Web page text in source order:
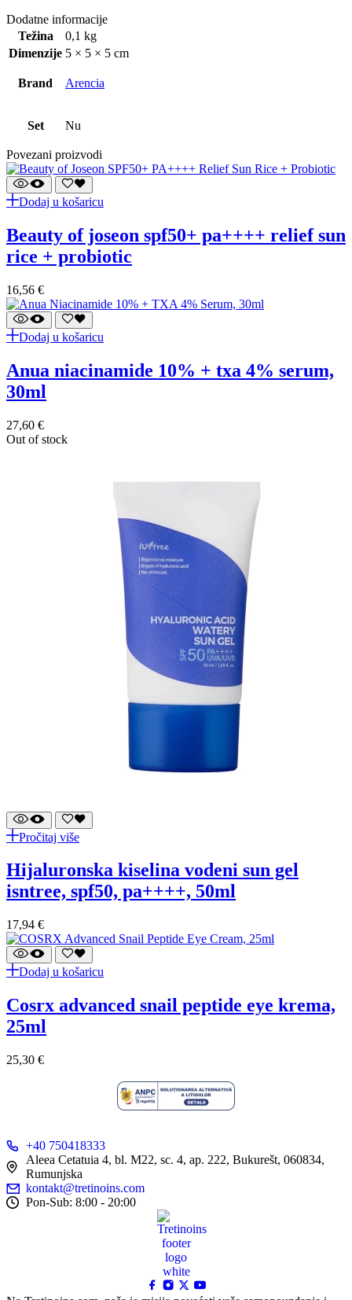
Dodatne informacije
Težina
0,1 kg
Dimenzije 5 × 5 × 5 cm
Brand Arencia
Set Nu
Povezani proizvodi
Dodaj u košaricu
beauty of joseon spf50+ pa++++ relief sun
rice + probiotic
16,56 €
Dodaj u košaricu
anua niacinamide 10% + txa 4% serum,
30ml
27,60 €
Out of stock
Pročitaj više
hijaluronska kiselina vodeni sun gel
isntree, spf50, pa++++, 50ml
17,94 €
Dodaj u košaricu
cosrx advanced snail peptide eye krema,
25ml
25,30 €
+40 750418333
Aleea Cetatuia 4, bl. M22, sc. 4, ap. 222, Bukurešt, 060834,
Rumunjska
kontakt@tretinoins.com
Pon-Sub: 8:00 - 20:00